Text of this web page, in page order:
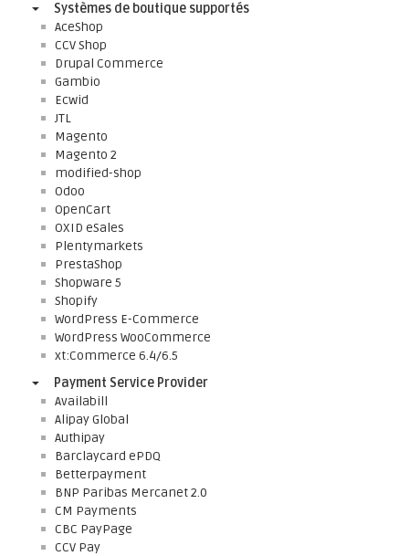
Systèmes de boutique supportés
AceShop
CCV Shop
Drupal Commerce
Gambio
Ecwid
JTL
Magento
Magento 2
modified-shop
Odoo
OpenCart
OXID eSales
Plentymarkets
PrestaShop
Shopware 5
Shopify
WordPress E-Commerce
WordPress WooCommerce
xt:Commerce 6.4/6.5
Payment Service Provider
Availabill
Alipay Global
Authipay
Barclaycard ePDQ
Betterpayment
BNP Paribas Mercanet 2.0
CM Payments
CBC PayPage
CCV Pay